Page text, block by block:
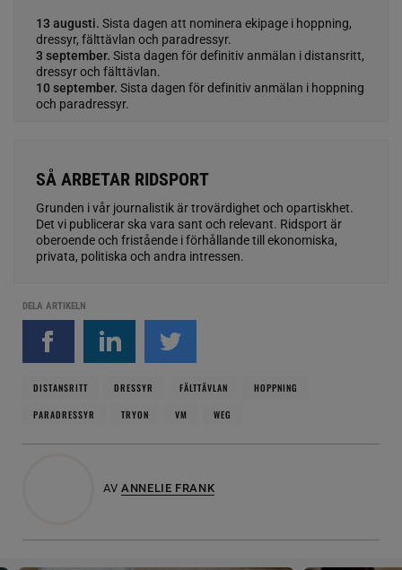
13 augusti. Sista dagen att nominera ekipage i hoppning,
dressyr, fälttävlan och paradressyr.
3 september. Sista dagen för definitiv anmälan i distansritt,
dressyr och fälttävlan.
10 september. Sista dagen för definitiv anmälan i hoppning
och paradressyr.
SÅ ARBETAR RIDSPORT
Grunden i vår journalistik är trovärdighet och opartiskhet.
Det vi publicerar ska vara sant och relevant. Ridsport är
oberoende och fristående i förhållande till ekonomiska,
privata, politiska och andra intressen.
DELA ARTIKELN
DISTANSRITT DRESSYR FÄLTTÄVLAN
HOPPNING
PARADRESSYR
TRYON VM WEG
AV ANNELIE FRANK